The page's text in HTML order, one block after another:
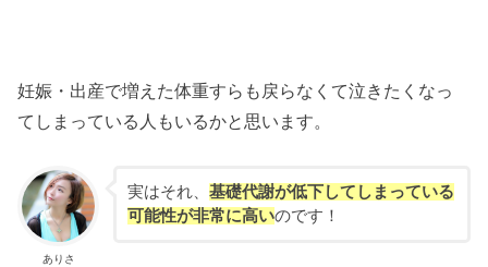
妊娠・出産で増えた体重すらも戻らなくて泣きたくなっ
てしまっている人もいるかと思います。
ありさ
実はそれ、基礎代謝が低下してしまっている
可能性が非常に高いのです！